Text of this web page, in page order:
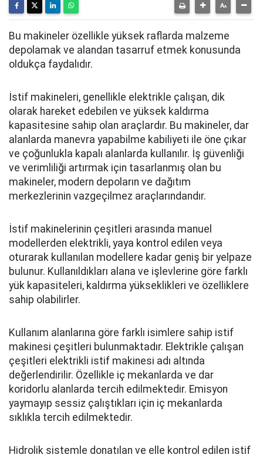
Bu makineler özellikle yüksek raflarda malzeme
depolamak ve alandan tasarruf etmek konusunda
oldukça faydalıdır.
İstif makineleri, genellikle elektrikle çalışan, dik
olarak hareket edebilen ve yüksek kaldırma
kapasitesine sahip olan araçlardır. Bu makineler, dar
alanlarda manevra yapabilme kabiliyeti ile öne çıkar
ve çoğunlukla kapalı alanlarda kullanılır. İş güvenliği
ve verimliliği artırmak için tasarlanmış olan bu
makineler, modern depoların ve dağıtım
merkezlerinin vazgeçilmez araçlarındandır.
İstif makinelerinin çeşitleri arasında manuel
modellerden elektrikli, yaya kontrol edilen veya
oturarak kullanılan modellere kadar geniş bir yelpaze
bulunur. Kullanıldıkları alana ve işlevlerine göre farklı
yük kapasiteleri, kaldırma yükseklikleri ve özelliklere
sahip olabilirler.
Kullanım alanlarına göre farklı isimlere sahip istif
makinesi çeşitleri bulunmaktadır. Elektrikle çalışan
çeşitleri elektrikli istif makinesi adı altında
değerlendirilir. Özellikle iç mekanlarda ve dar
koridorlu alanlarda tercih edilmektedir. Emisyon
yaymayıp sessiz çalıştıkları için iç mekanlarda
sıklıkla tercih edilmektedir.
Hidrolik sistemle donatılan ve elle kontrol edilen istif